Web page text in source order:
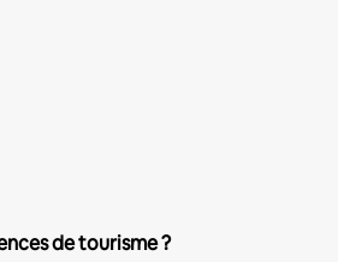
de tourisme ?